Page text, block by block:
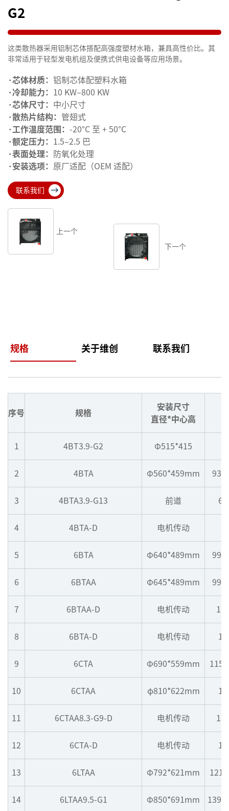
G2
这类散热器采用铝制芯体搭配高强度塑材水箱，兼具高性价比。其
非常适用于轻型发电机组及便携式供电设备等应用场景。
·芯体材质： 铝制芯体配塑料水箱
·冷却能力：
10 KW–800 KW
·芯体尺寸： 中小尺寸
·散热片结构： 管翅式
·工作温度范围： -20°C 至 + 50°C
·额定压力：
1.5–2.5 巴
·表面处理：
防氧化处理
·安装选项： 原厂适配（OEM 适配）
联系我们
上一个
下一个
规格 关于维创 联系我们
序号 规格
安装尺寸
直径*中心高
1 4BT3.9-G2 Φ515*415
2 4BTA Φ560*459mm
3 4BTA3.9-G13 前道
4 4BTA-D 电机传动
5 6BTA Φ640*489mm
6 6BTAA Φ645*489mm
7 6BTAA-D 电机传动
8 6BTA-D 电机传动
9 6CTA Φ690*559mm
10 6CTAA φ810*622mm
11 6CTAA8.3-G9-D 电机传动
12 6CTA-D 电机传动
13 6LTAA Φ792*621mm
14 6LTAA9.5-G1 Φ850*691mm